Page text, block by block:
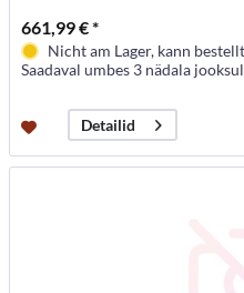
661,99 € *
Nicht am Lager, kann
Saadaval umbes 3 nädala jooksul
Detailid